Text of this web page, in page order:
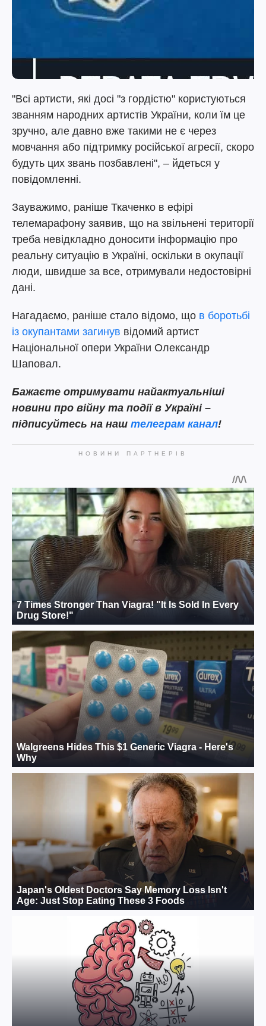
"Всі артисти, які досі "з гордістю" користуються
званням народних артистів України, коли їм це
зручно, але давно вже такими не є через
мовчання або підтримку російської агресії, скоро
будуть цих звань позбавлені", – йдеться у
повідомленні.
Зауважимо, раніше Ткаченко в ефірі
телемарафону заявив, що на звільнені території
треба невідкладно доносити інформацію про
реальну ситуацію в Україні, оскільки в окупації
люди, швидше за все, отримували недостовірні
дані.
Нагадаємо, раніше стало відомо, що в боротьбі
із окупантами загинув відомий артист
Національної опери України Олександр
Шаповал.
Бажаєте отримувати найактуальніші
новини про війну та події в Україні –
підписуйтесь на наш телеграм канал!